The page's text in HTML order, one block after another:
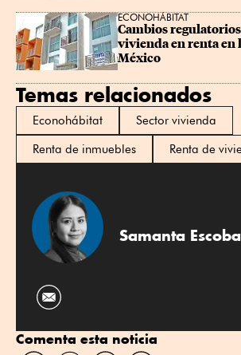
ECONOHÁBITAT
Cambios
vivienda en renta en
México
Temas relacionados
Econohábitat
Sector vivienda
Renta de inmuebles
Renta de
Samanta
Comenta esta noticia